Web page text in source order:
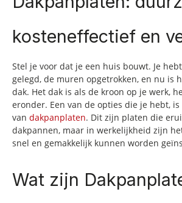
kosteneffectief en
Stel je voor dat je een huis bouwt. Je
gelegd, de muren opgetrokken, en nu is
dak. Het dak is als de kroon op je werk,
eronder. Een van de opties die je hebt,
van dakpanplaten. Dit zijn platen die
dakpannen, maar in werkelijkheid zijn
snel en gemakkelijk kunnen worden
Wat zijn